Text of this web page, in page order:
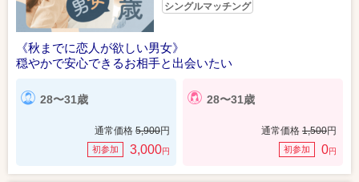
シングルマッチング
《秋までに恋人が欲しい男女》
穏やかで安心できるお相手と出会いたい
28〜31歳
通常価格 5,900円
初参加 3,000円
28〜31歳
通常価格 1,500円
初参加 0円